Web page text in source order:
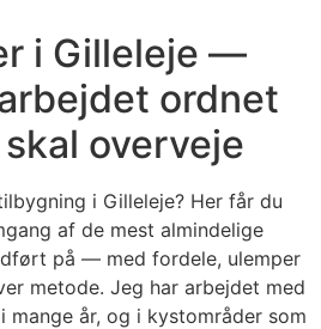
i Gilleleje —
ordnet
overveje
i Gilleleje? Her får du
af de mest almindelige
på — med fordele, ulemper
metode. Jeg har arbejdet med
mange år, og i kystområder som